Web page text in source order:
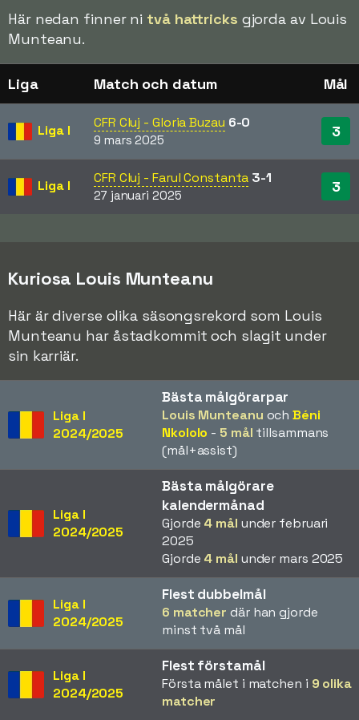
Här nedan finner ni två hattricks gjorda av Louis
Munteanu.
Liga Match och datum Mål
Liga I CFR Cluj - Gloria Buzau 6-0
9 mars 2025 3
Liga I CFR Cluj - Farul Constanta 3-1
27 januari 2025 3
Kuriosa Louis Munteanu
Här är diverse olika säsongsrekord som Louis
Munteanu har åstadkommit och slagit under
sin karriär.
Liga I
2024/2025
Bästa målgörarpar
Louis Munteanu ochBéni
Nkololo - 5 mål tillsammans
(mål+assist)
Liga I
2024/2025
Bästa målgörare
kalendermånad
Gjorde 4 mål under februari
2025
Gjorde 4 mål under mars 2025
Liga I
2024/2025
Flest dubbelmål
6 matcher där han gjorde
minst två mål
Liga I
2024/2025
Flest förstamål
Första målet i matchen i 9 olika
matcher